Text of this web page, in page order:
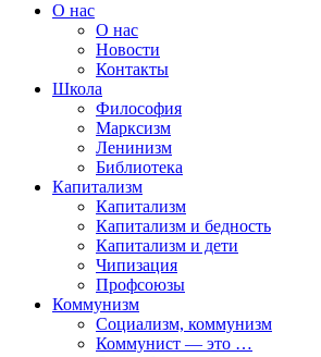
О нас
О нас
Новости
Контакты
Школа
Философия
Марксизм
Ленинизм
Библиотека
Капитализм
Капитализм
Капитализм и бедность
Капитализм и дети
Чипизация
Профсоюзы
Коммунизм
Социализм, коммунизм
Коммунист — это …